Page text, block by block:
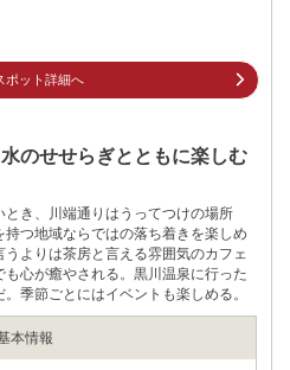
す。最新の内容はご利用前にご自身でお
ております。正しい金額はご利用前にご
ポット詳細へ
のせせらぎとともに楽しむ
き、川端通りはうってつけの場所
つ地域ならではの落ち着きを楽しめ
よりは茶房と言える雰囲気のカフェ
心が癒やされる。黒川温泉に行った
季節ごとにはイベントも楽しめる。
本情報